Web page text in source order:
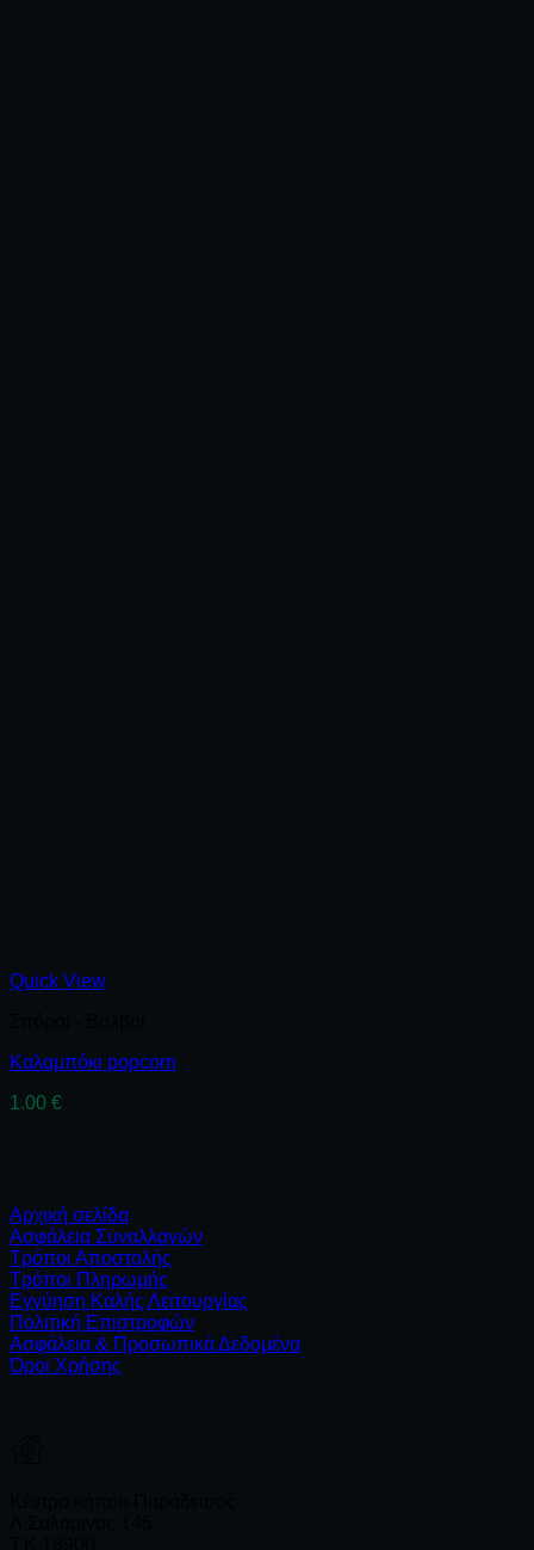
Quick View
Καλαμπόκι popcorn
1.00 €
Αρχική σελίδα
Ασφάλεια Συναλλαγών
Τρόποι Αποστολής
Τρόποι Πληρωμής
Εγγύηση Καλής Λειτουργίας
Πολιτική Επιστροφών
Ασφάλεια & Προσωπικά Δεδομένα
Όροι Χρήσης